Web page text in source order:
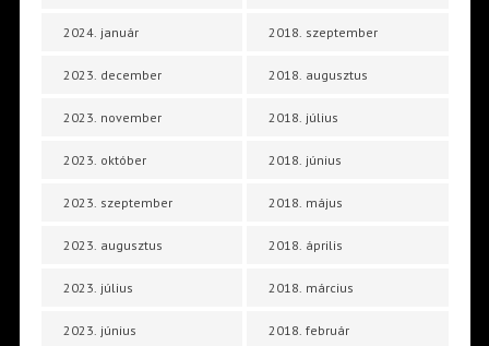
2024. január
2023. december
2023. november
2023. október
2023. szeptember
2023. augusztus
2023. július
2023. június
2018. szeptember
2018. augusztus
2018. július
2018. június
2018. május
2018. április
2018. március
2018. február